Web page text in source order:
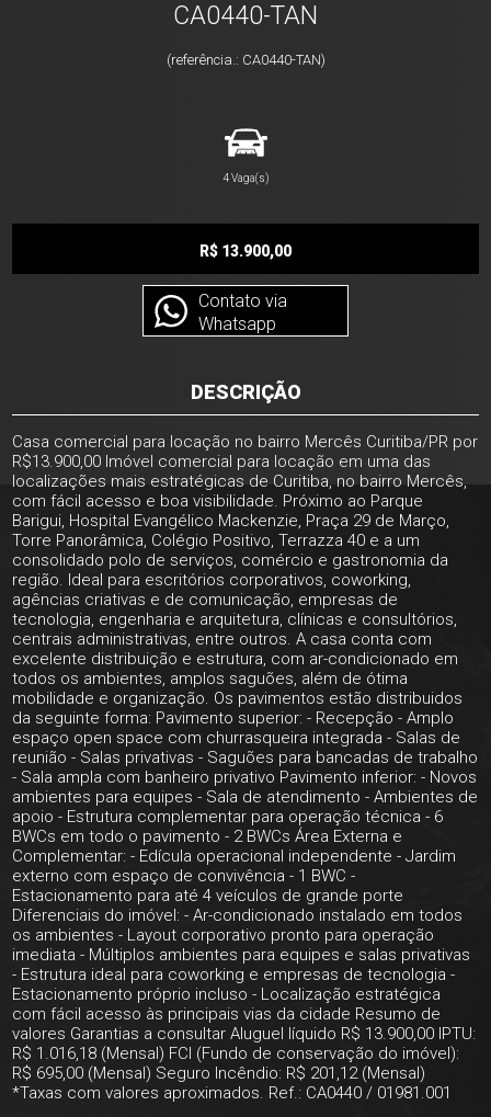
CA0440-TAN
(referência.: CA0440-TAN)
4 Vaga(s)
R$ 13.900,00
Contato via
Whatsapp
DESCRIÇÃO
Casa comercial para locação no bairro Mercês Curitiba/PR por
R$13.900,00 Imóvel comercial para locação em uma das
localizações mais estratégicas de Curitiba, no bairro Mercês,
com fácil acesso e boa visibilidade. Próximo ao Parque
Barigui, Hospital Evangélico Mackenzie, Praça 29 de Março,
Torre Panorâmica, Colégio Positivo, Terrazza 40 e a um
consolidado polo de serviços, comércio e gastronomia da
região. Ideal para escritórios corporativos, coworking,
agências criativas e de comunicação, empresas de
tecnologia, engenharia e arquitetura, clínicas e consultórios,
centrais administrativas, entre outros. A casa conta com
excelente distribuição e estrutura, com ar-condicionado em
todos os ambientes, amplos saguões, além de ótima
mobilidade e organização. Os pavimentos estão distribuidos
da seguinte forma: Pavimento superior: - Recepção - Amplo
espaço open space com churrasqueira integrada - Salas de
reunião - Salas privativas - Saguões para bancadas de trabalho
- Sala ampla com banheiro privativo Pavimento inferior: - Novos
ambientes para equipes - Sala de atendimento - Ambientes de
apoio - Estrutura complementar para operação técnica - 6
BWCs em todo o pavimento - 2 BWCs Área Externa e
Complementar: - Edícula operacional independente - Jardim
externo com espaço de convivência - 1 BWC -
Estacionamento para até 4 veículos de grande porte
Diferenciais do imóvel: - Ar-condicionado instalado em todos
os ambientes - Layout corporativo pronto para operação
imediata - Múltiplos ambientes para equipes e salas privativas
- Estrutura ideal para coworking e empresas de tecnologia -
Estacionamento próprio incluso - Localização estratégica
com fácil acesso às principais vias da cidade Resumo de
valores Garantias a consultar Aluguel líquido R$ 13.900,00 IPTU:
R$ 1.016,18 (Mensal) FCI (Fundo de conservação do imóvel):
R$ 695,00 (Mensal) Seguro Incêndio: R$ 201,12 (Mensal)
*Taxas com valores aproximados. Ref.: CA0440 / 01981.001